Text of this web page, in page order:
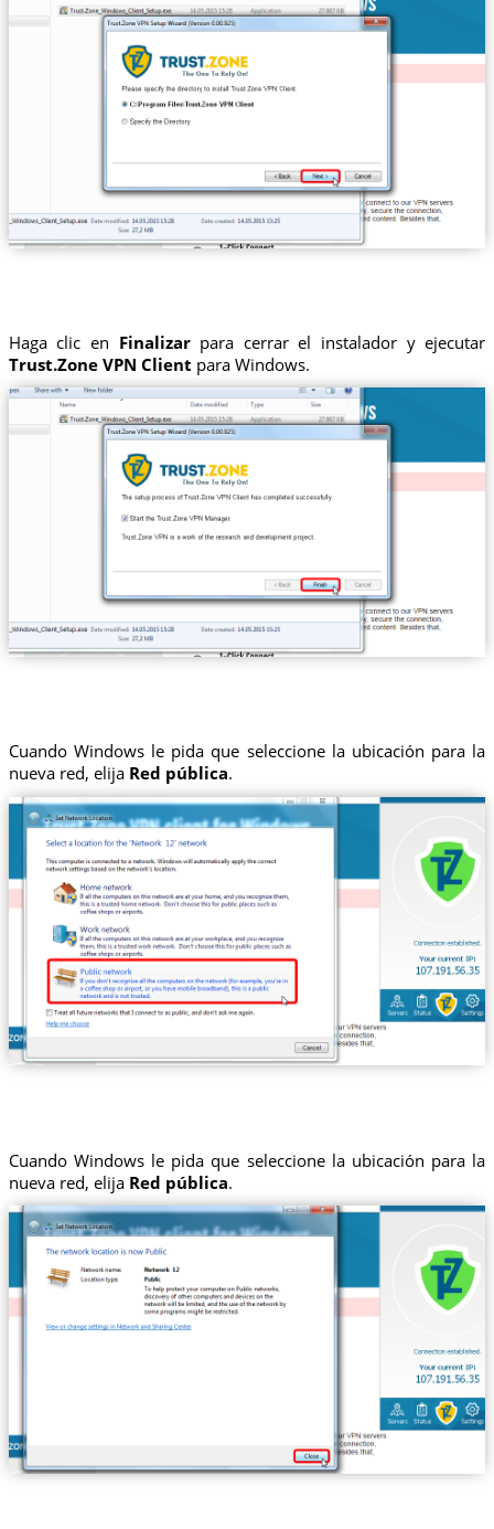
Haga clic en Finalizarpara cerrar el instalador y ejecutar
Trust.Zone VPN Client para Windows.
Cuando Windows le pida que seleccione la ubicación para la
nueva red, elija Red pública.
Cuando Windows le pida que seleccione la ubicación para la
nueva red, elija Red pública.